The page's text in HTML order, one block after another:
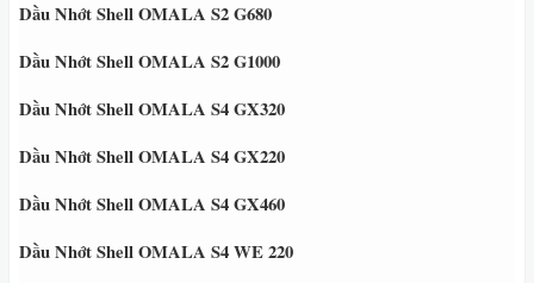
Dầu Nhớt Shell OMALA S2 G680
Dầu Nhớt Shell OMALA S2 G1000
Dầu Nhớt Shell OMALA S4 GX320
Dầu Nhớt Shell OMALA S4 GX220
Dầu Nhớt Shell OMALA S4 GX460
Dầu Nhớt Shell OMALA S4 WE 220